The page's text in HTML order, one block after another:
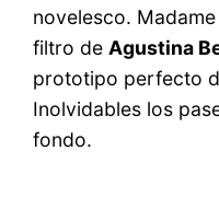
novelesco.
filtro de Agustina
prototipo perfecto
Inolvidables los
fondo.